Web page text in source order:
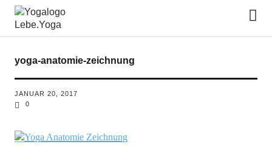
Lebe.Yoga: der Yoga Blog | das
Yoga Magazin
yoga-anatomie-zeichnung
JANUAR 20, 2017
0